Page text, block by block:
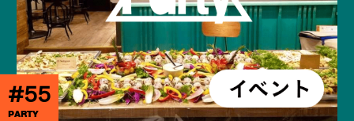
#55
PARTY